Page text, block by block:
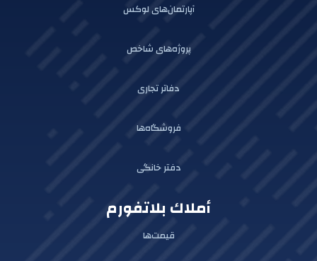
آپارتمان‌های لوکس
پروژه‌های شاخص
دفاتر تجاری
فروشگاه‌ها
دفتر خانگی
أملاك بلاتفورم
قیمت‌ها